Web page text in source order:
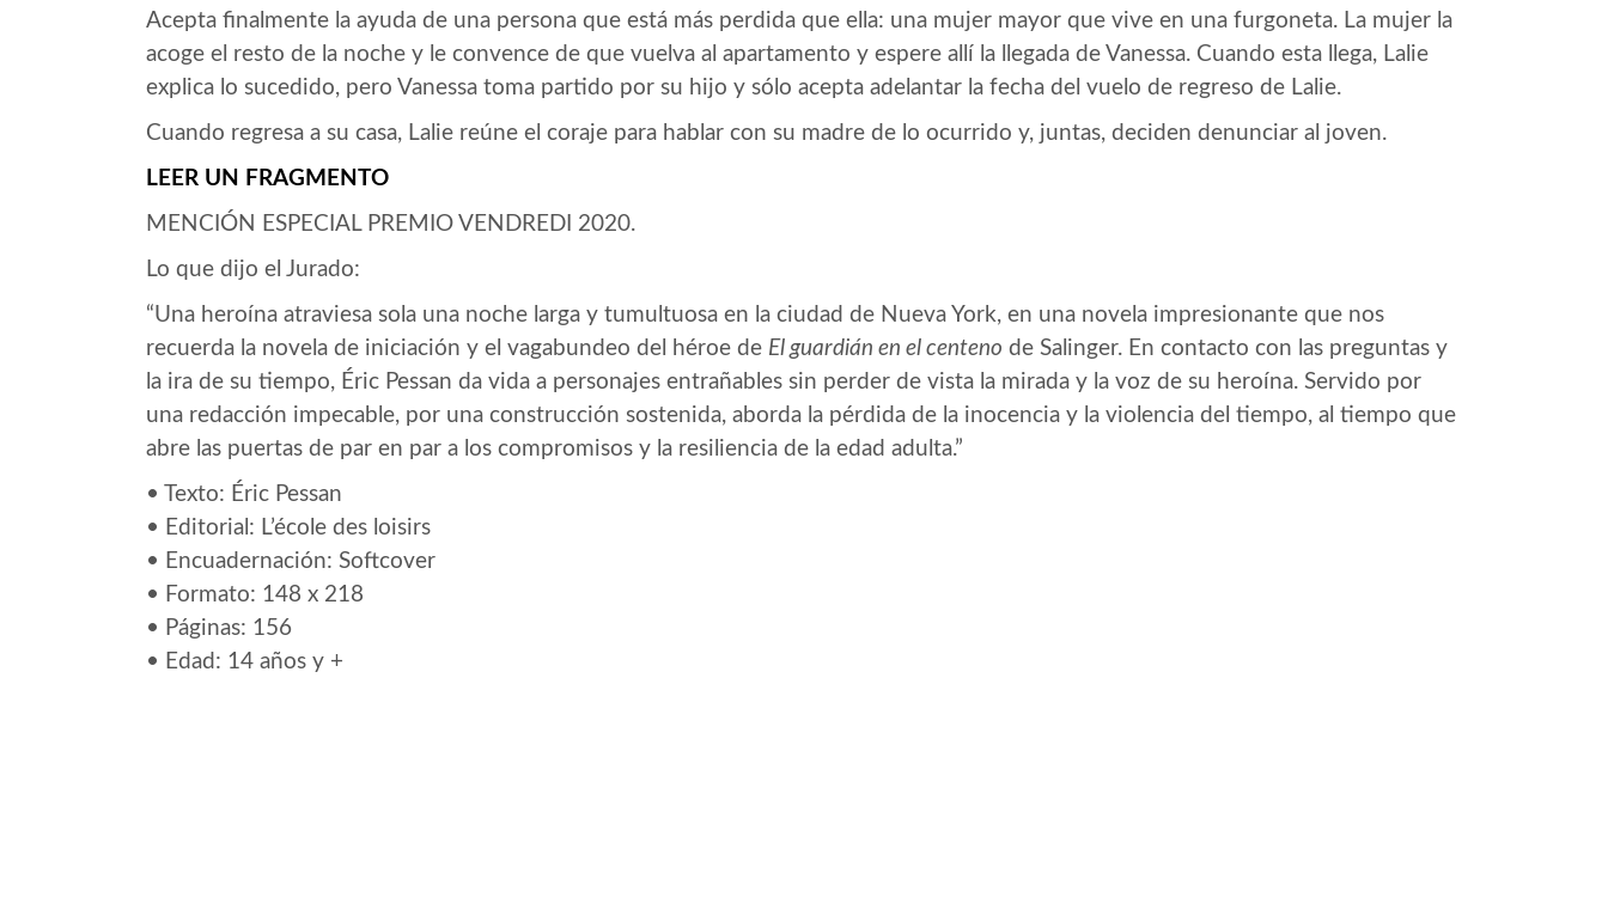
Acepta finalmente la ayuda de una persona que está más perdida que ella: una mujer mayor que vive en una furgoneta. La mujer la
acoge el resto de la noche y le convence de que vuelva al apartamento y espere allí la llegada de Vanessa. Cuando esta llega, Lalie
explica lo sucedido, pero Vanessa toma partido por su hijo y sólo acepta adelantar la fecha del vuelo de regreso de Lalie.
Cuando regresa a su casa, Lalie reúne el coraje para hablar con su madre de lo ocurrido y, juntas, deciden denunciar al joven.
LEER UN FRAGMENTO
MENCIÓN ESPECIAL PREMIO VENDREDI 2020.
Lo que dijo el Jurado:
“Una heroína atraviesa sola una noche larga y tumultuosa en la ciudad de Nueva York, en una novela impresionante que nos
recuerda la novela de iniciación y el vagabundeo del héroe de El guardián en el centeno de Salinger. En contacto con las preguntas y
la ira de su tiempo, Éric Pessan da vida a personajes entrañables sin perder de vista la mirada y la voz de su heroína. Servido por
una redacción impecable, por una construcción sostenida, aborda la pérdida de la inocencia y la violencia del tiempo, al tiempo que
abre las puertas de par en par a los compromisos y la resiliencia de la edad adulta.”
• Texto: Éric Pessan
• Editorial: L’école des loisirs
• Encuadernación: Softcover
• Formato: 148 x 218
• Páginas: 156
• Edad: 14 años y +